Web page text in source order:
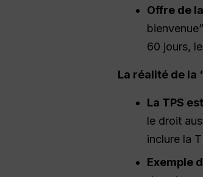
Offre de
60 jours,
La réalité de la
La TPS
le droit
inclure la
Exemple